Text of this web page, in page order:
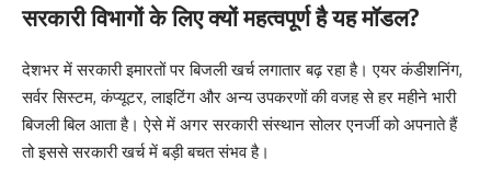
सरकारी विभागों के लिए क्यों महत्वपूर्ण है यह मॉडल?
देशभर में सरकारी इमारतों पर बिजली खर्च लगातार बढ़ रहा है। एयर कंडीशनिंग,
सर्वर सिस्टम, कंप्यूटर, लाइटिंग और अन्य उपकरणों की वजह से हर महीने भारी
बिजली बिल आता है। ऐसे में अगर सरकारी संस्थान सोलर एनर्जी को अपनाते हैं
तो इससे सरकारी खर्च में बड़ी बचत संभव है।